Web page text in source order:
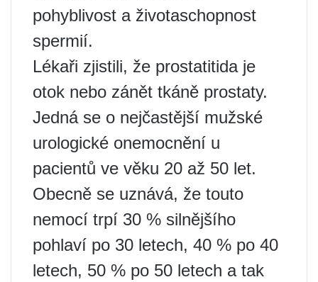
pohyblivost a životaschopnost
spermií.
Lékaři zjistili, že prostatitida je
otok nebo zánět tkáně prostaty.
Jedná se o nejčastější mužské
urologické onemocnění u
pacientů ve věku 20 až 50 let.
Obecně se uznává, že touto
nemocí trpí 30 % silnějšího
pohlaví po 30 letech, 40 % po 40
letech, 50 % po 50 letech a tak